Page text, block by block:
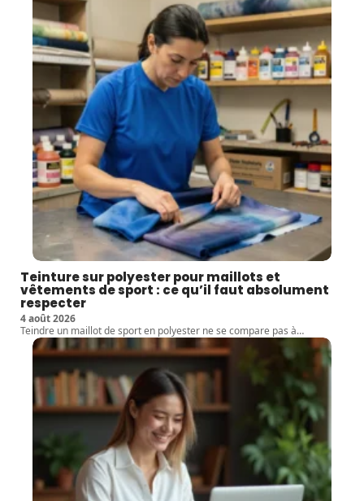
Teinture sur polyester pour maillots et
vêtements de sport : ce qu’il faut absolument
respecter
4 août 2026
Teindre un maillot de sport en polyester ne se compare pas à…